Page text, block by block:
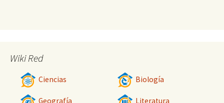
Wiki Red
Ciencias Biología
Geografía Literatura